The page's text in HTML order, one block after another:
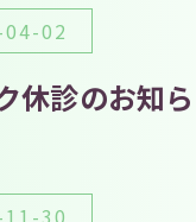
02
休診のお知
30